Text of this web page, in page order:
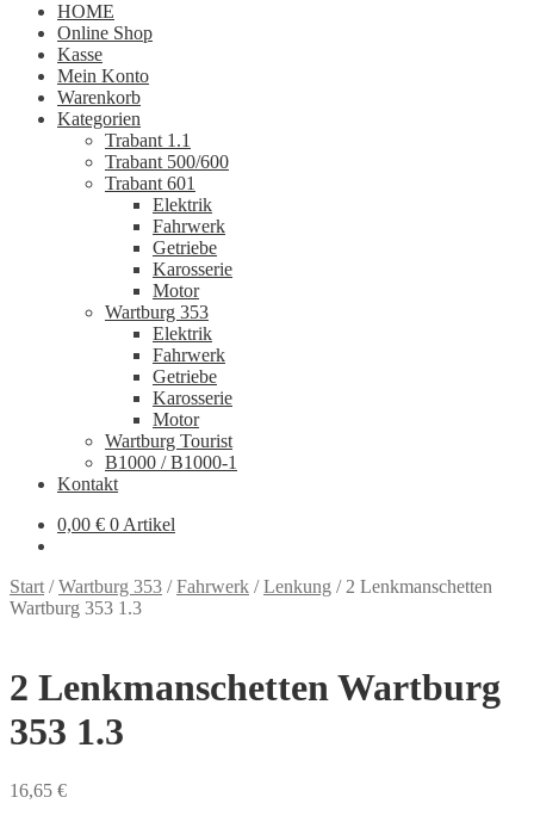
HOME
Online Shop
Kasse
Mein Konto
Warenkorb
Kategorien
Trabant 1.1
Trabant 500/600
Trabant 601
Elektrik
Fahrwerk
Getriebe
Karosserie
Motor
Wartburg 353
Elektrik
Fahrwerk
Getriebe
Karosserie
Motor
Wartburg Tourist
B1000 / B1000-1
Kontakt
0,00 € 0 Artikel
Start /Wartburg 353 /Fahrwerk /Lenkung / 2 Lenkmanschetten
Wartburg 353 1.3
2 Lenkmanschetten Wartburg
353 1.3
16,65 €